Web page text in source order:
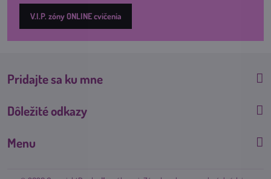
V.I.P. zóny ONLINE cvičenia
Pridajte sa ku mne
Dôležité odkazy
Menu